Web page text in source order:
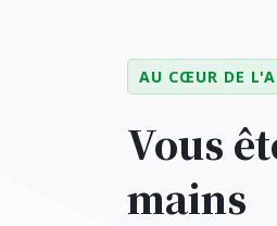
AU CŒUR DE
Vous
mains